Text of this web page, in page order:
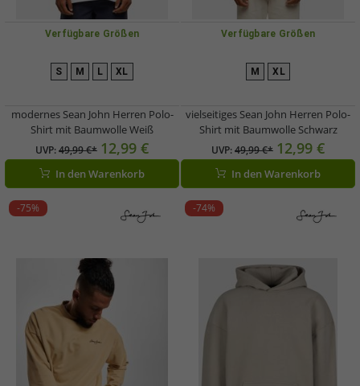
Verfügbare Größen
S M L XL
modernes Sean John Herren Polo-
Shirt mit Baumwolle Weiß
UVP:49,99 €* 12,99 €
In den Warenkorb
Verfügbare Größen
M XL
vielseitiges Sean John Herren Polo-
Shirt mit Baumwolle Schwarz
UVP:49,99 €* 12,99 €
In den Warenkorb
-75% -74%